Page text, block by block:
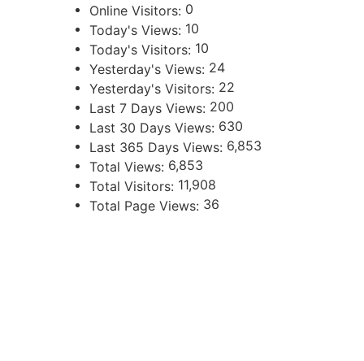
Online Visitors: 0
Today's Views: 10
Today's Visitors: 10
Yesterday's Views: 24
Yesterday's Visitors: 22
Last 7 Days Views: 200
Last 30 Days Views: 630
Last 365 Days Views: 6,853
Total Views: 6,853
Total Visitors: 11,908
Total Page Views: 36